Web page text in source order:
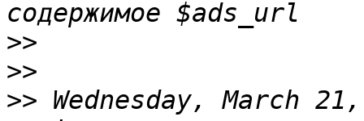
>>
>>
>> Wednesday, March